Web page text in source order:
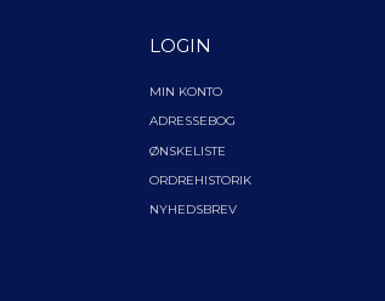
LOGIN
MIN KONTO
ADRESSEBOG
ØNSKELISTE
ORDREHISTORIK
NYHEDSBREV